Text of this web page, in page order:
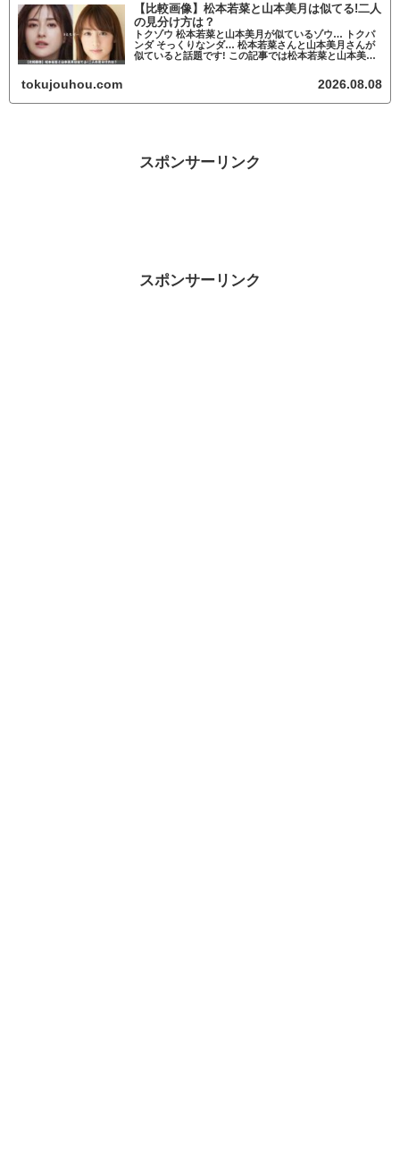
【比較画像】松本若菜と山本美月は似てる!二人
の見分け方は？
トクゾウ 松本若菜と山本美月が似ているゾウ… トクパ
ンダ そっくりなンダ… 松本若菜さんと山本美月さんが
似ていると話題です! この記事では松本若菜と山本美月
tokujouhou.com 2026.08.08
スポンサーリンク
スポンサーリンク